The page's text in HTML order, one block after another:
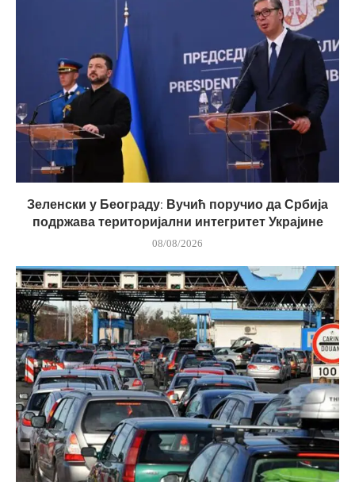
Зеленски у Београду: Вучић поручио да Србија
подржава територијални интегритет Украјине
08/08/2026